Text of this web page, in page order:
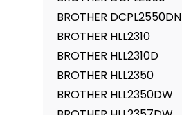
BROTHER DCPL2550DN
BROTHER HLL2310
BROTHER HLL2310D
BROTHER HLL2350
BROTHER HLL2350DW